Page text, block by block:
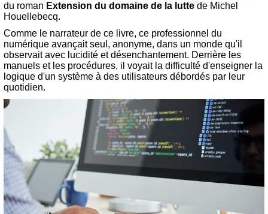
du roman Extension du domaine de la luttede Michel
Houellebecq.
Comme le narrateur de ce livre, ce professionnel du
numérique avançait seul, anonyme, dans un monde qu'il
observait avec lucidité et désenchantement. Derrière les
manuels et les procédures, il voyait la difficulté d'enseigner la
logique d'un système à des utilisateurs débordés par leur
quotidien.